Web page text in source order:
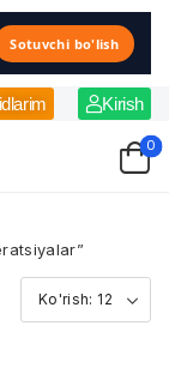
Sotuvchi bo'lish
Kirish
0